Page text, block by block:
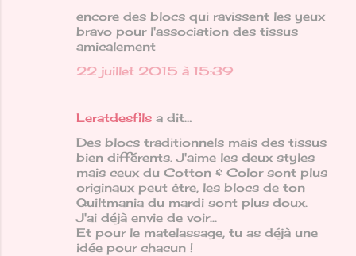
encore des blocs qui ravissent les yeux
bravo pour l'association des tissus
amicalement
22 juillet 2015 à 15:39
Leratdesfils a dit…
Des blocs traditionnels mais des tissus
bien différents. J'aime les deux styles
mais ceux du Cotton & Color sont plus
originaux peut être, les blocs de ton
Quiltmania du mardi sont plus doux.
J'ai déjà envie de voir...
Et pour le matelassage, tu as déjà une
idée pour chacun !